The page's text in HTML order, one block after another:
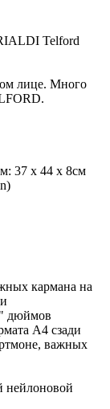
Telford
лице. Много
37 х 44 х 8см
кармана на
дюймов
А4 сзади
важных
нейлоновой